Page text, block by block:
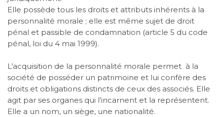
Elle possède tous les droits et attributs inhérents à la
personnalité morale ; elle est même sujet de droit
pénal et passible de condamnation (article 5 du code
pénal, loi du 4 mai 1999).
L’acquisition de la personnalité morale permet à la
société de posséder un patrimoine et lui confère des
droits et obligations distincts de ceux des associés. Elle
agit par ses organes qui l’incarnent et la représentent.
Elle a un nom, un siège, une nationalité.